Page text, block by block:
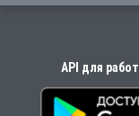
API для